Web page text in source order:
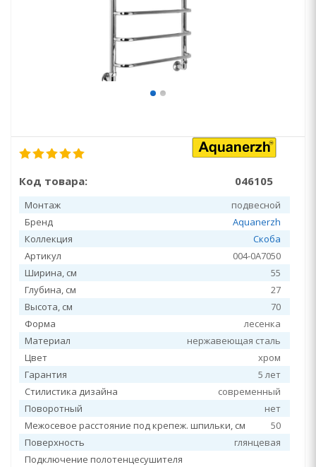
Код товара: 046105
Монтаж
подвесной
Бренд
Aquanerzh
Коллекция
Скоба
Артикул
004-0A7050
Ширина, см
55
Глубина, см
27
Высота, см
70
Форма
лесенка
Материал
нержавеющая сталь
Цвет
хром
Гарантия
5 лет
Стилистика дизайна
современный
Поворотный
нет
Межосевое расстояние под крепеж. шпильки, см
50
Поверхность
глянцевая
Подключение полотенцесушителя